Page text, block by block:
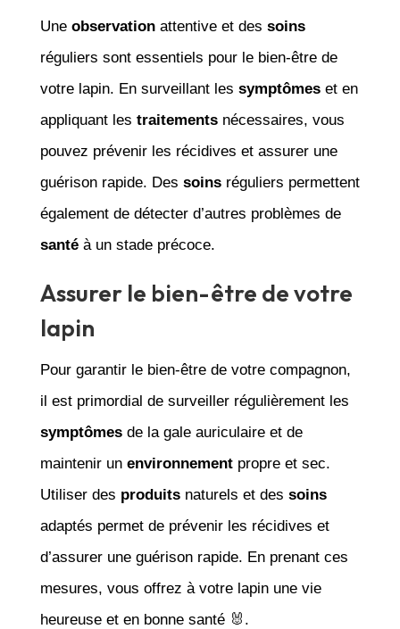
Une observationattentive et des soins
réguliers sont essentiels pour le bien-être de
votre lapin. En surveillant les symptômeset en
appliquant les traitementsnécessaires, vous
pouvez prévenir les récidives et assurer une
guérison rapide. Des soinsréguliers permettent
également de détecter d’autres problèmes de
santéà un stade précoce.
Assurer le bien-être de votre
lapin
Pour garantir le bien-être de votre compagnon,
il est primordial de surveiller régulièrement les
symptômesde la gale auriculaire et de
maintenir un environnementpropre et sec.
Utiliser des produitsnaturels et des soins
adaptés permet de prévenir les récidives et
d’assurer une guérison rapide. En prenant ces
mesures, vous offrez à votre lapin une vie
heureuse et en bonne santé 🐰.